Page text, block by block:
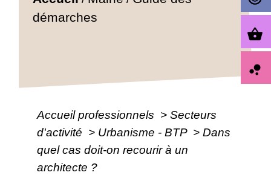
démarches
Accueil professionnels > Secteurs
d'activité > Urbanisme - BTP > Dans
quel cas doit-on recourir à un
architecte ?
shopping_basket
bubble_chart